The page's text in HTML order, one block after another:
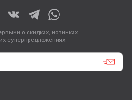
о скидках, новинках
суперпредложениях